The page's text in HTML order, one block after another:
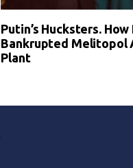
Putin’s Hucksters.
Bankrupted Melitopol
Plant